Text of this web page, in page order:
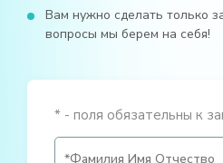
Вам нужно сделать только
вопросы мы берем на себя!
* - поля обязательны к